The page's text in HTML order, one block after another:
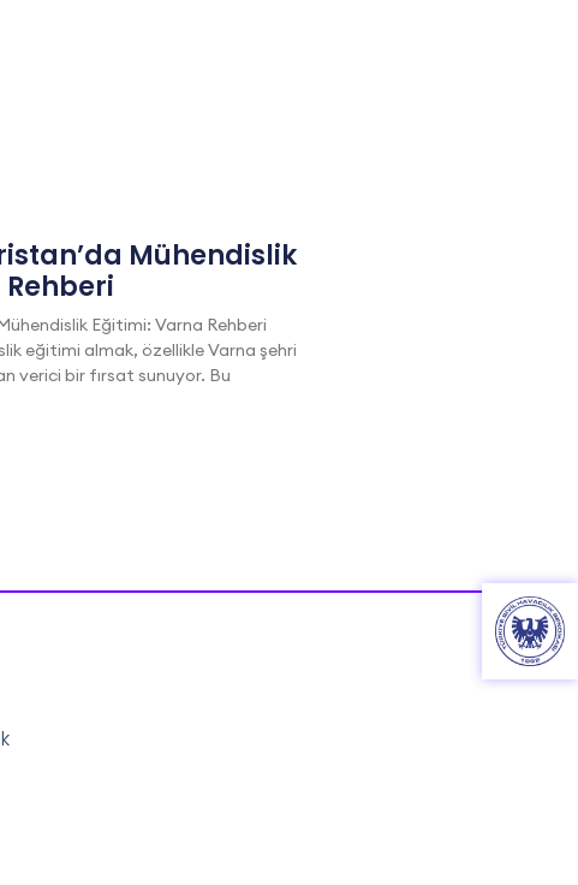
Mühendislik
Eğitimi: Varna Rehberi
eğitimi almak, özellikle Varna şehri
verici bir fırsat sunuyor. Bu